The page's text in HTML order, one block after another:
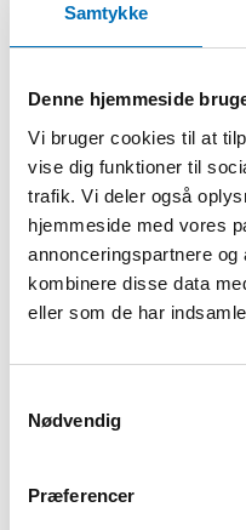
Samtykke
Denne hjemmeside
Vi bruger cookies til at
vise dig funktioner til
trafik. Vi deler også
hjemmeside med vores
annonceringspartnere
kombinere disse data
eller som de har
Nødvendig
Præferencer